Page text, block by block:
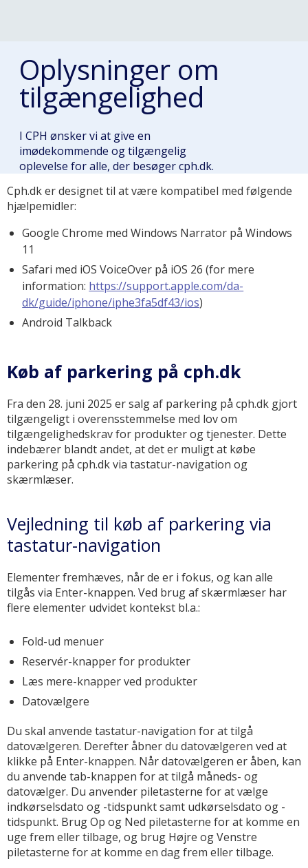
Oplysninger om
tilgængelighed
I CPH ønsker vi at give en
imødekommende og tilgængelig
oplevelse for alle, der besøger cph.dk.
Cph.dk er designet til at være kompatibel med følgende
hjælpemidler:
Google Chrome med Windows Narrator på Windows
11
Safari med iOS VoiceOver på iOS 26 (for mere
information: https://support.apple.com/da-
dk/guide/iphone/iphe3fa5df43/ios)
Android Talkback
Køb af parkering på cph.dk
Fra den 28. juni 2025 er salg af parkering på cph.dk gjort
tilgængeligt i overensstemmelse med lov om
tilgængelighedskrav for produkter og tjenester. Dette
indebærer blandt andet, at det er muligt at købe
parkering på cph.dk via tastatur-navigation og
skærmlæser.
Vejledning til køb af parkering via
tastatur-navigation
Elementer fremhæves, når de er i fokus, og kan alle
tilgås via Enter-knappen. Ved brug af skærmlæser har
flere elementer udvidet kontekst bl.a.:
Fold-ud menuer
Reservér-knapper for produkter
Læs mere-knapper ved produkter
Datovælgere
Du skal anvende tastatur-navigation for at tilgå
datovælgeren. Derefter åbner du datovælgeren ved at
klikke på Enter-knappen. Når datovælgeren er åben, kan
du anvende tab-knappen for at tilgå måneds- og
datovælger. Du anvender piletasterne for at vælge
indkørselsdato og -tidspunkt samt udkørselsdato og -
tidspunkt. Brug Op og Ned piletasterne for at komme en
uge frem eller tilbage, og brug Højre og Venstre
piletasterne for at komme en dag frem eller tilbage.